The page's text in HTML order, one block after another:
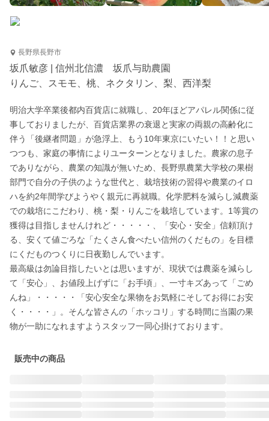
長野県長野市
坂爪敏彦 | 信州北信濃 坂爪与助農園
りんご、スモモ、桃、ネクタリン、梨、西洋梨
明治大学卒業後都内百貨店に就職し、20年ほどアパレル関係に従
事しておりましたが、百貨店業界の衰退と実家の両親の高齢化に
伴う「後継者問題」が急浮上、もう10年東京にいたい！！と思い
つつも、家庭の事情によりユーターンとなりました。農家の息子
でありながら、農業の知識が無いため、長野県農業大学校の果樹
部門で自分の子供のような世代と、栽培技術の習得や農業のイロ
ハを約2年間学びようやく親元に再就職。化学肥料を減らし減農薬
での栽培にこだわり、桃・梨・りんごを栽培しています。1等賞の
獲得は目指しませんけれど・・・・・、「安心・安全」信頼頂け
る、安くて値ごろな「たくさん食べたい信州のくだもの」を目標
にくだものつくりに日夜勤しんでいます。
最高級は勿論目指したいとは思いますが、現状では農薬を減らし
て「安心」、お値段上げずに「お手頃」、一寸キズあって「ごめ
んね」・・・・・「安心安全な果物をお気軽にそしてお得にお安
く・・・・」。そんな皆さんの「ホッコリ」する時間に当園の果
物が一助になれますようスタッフ一同心掛けております。
販売中の商品